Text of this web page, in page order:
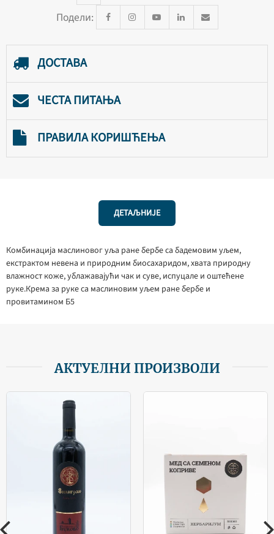
Подели:
ДОСТАВА
ЧЕСТА ПИТАЊА
ПРАВИЛА КОРИШЋЕЊА
ДЕТАЉНИЈЕ
Комбинација маслиновог уља ране бербе са бадемовим уљем,
екстрактом невена и природним биосахаридом, хвата природну
влажност коже, ублажавајући чак и суве, испуцале и оштећене
руке.Крема за руке са маслиновим уљем ране бербе и
провитамином Б5
АКТУЕЛНИ ПРОИЗВОДИ